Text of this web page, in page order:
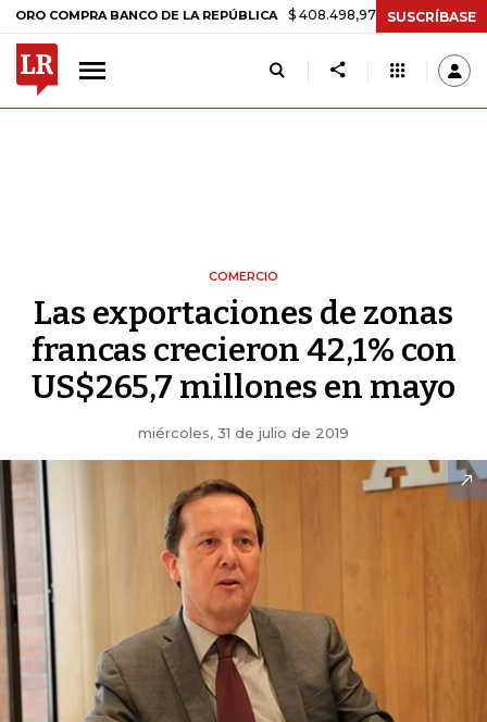
BANCO DE LA REPÚBLICA $ 408.498,97 +$ 8.753,81 +2,19%
SUSCRÍBASE
COMERCIO
Las exportaciones de zonas
francas crecieron 42,1% con
US$265,7 millones en mayo
miércoles, 31 de julio de 2019